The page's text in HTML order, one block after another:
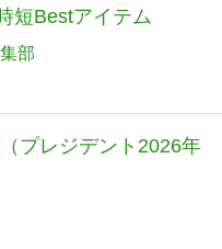
短Bestアイテム
部
プレジデント2026年